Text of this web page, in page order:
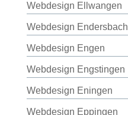
Webdesign Ellwangen
Webdesign Endersbach
Webdesign Engen
Webdesign Engstingen
Webdesign Eningen
Webdesign Eppingen